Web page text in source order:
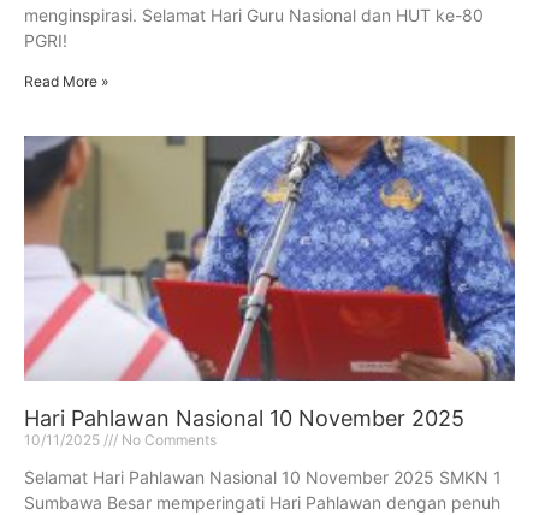
menginspirasi. Selamat Hari Guru Nasional dan HUT ke-80
PGRI!
Read More »
Hari Pahlawan Nasional 10 November 2025
10/11/2025 No Comments
Selamat Hari Pahlawan Nasional 10 November 2025 SMKN 1
Sumbawa Besar memperingati Hari Pahlawan dengan penuh